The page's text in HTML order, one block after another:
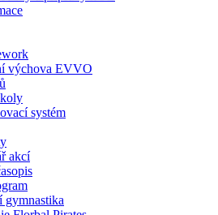
výchova EVVO
systém
akcí
gymnastika